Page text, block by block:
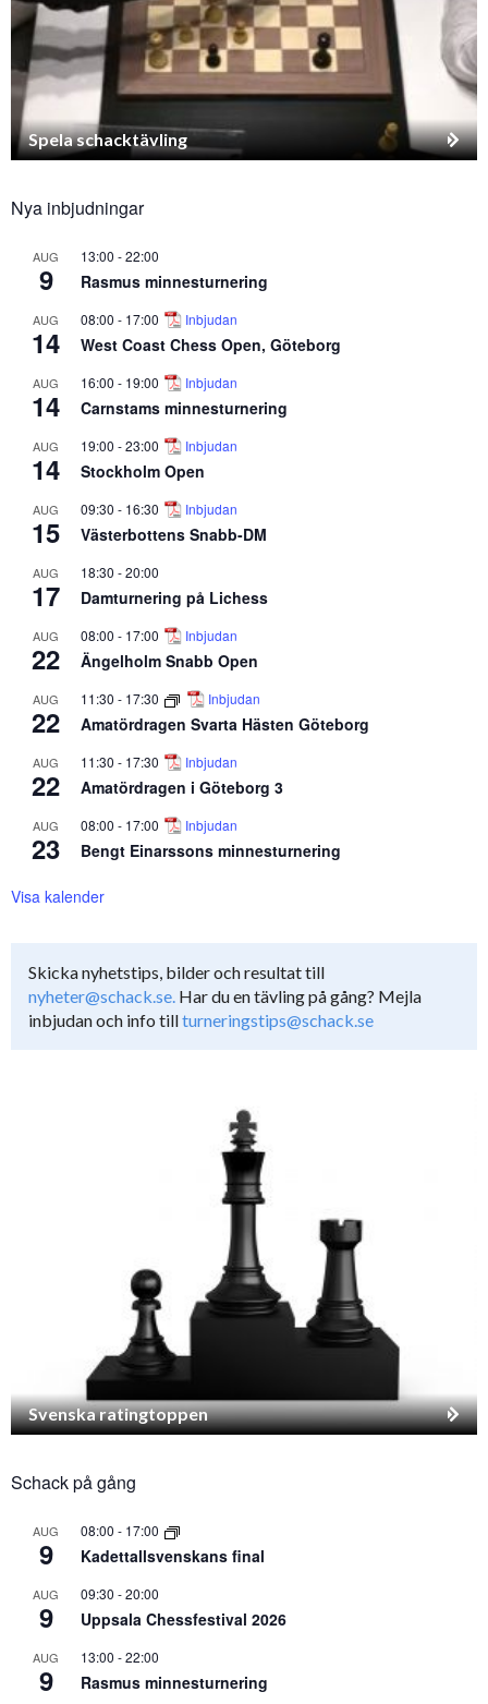
Spela schacktävling
Nya inbjudningar
AUG
9
13:00 -22:00
Rasmus minnesturnering
AUG
14
08:00 - 17:00 Inbjudan
West Coast Chess Open, Göteborg
AUG
14
16:00 - 19:00 Inbjudan
Carnstams minnesturnering
AUG
14
19:00 -23:00 Inbjudan
Stockholm Open
AUG
15
09:30 - 16:30 Inbjudan
Västerbottens Snabb-DM
AUG
17
18:30 -20:00
Damturnering på Lichess
AUG
22
08:00 - 17:00 Inbjudan
Ängelholm Snabb Open
AUG
22
11:30 - 17:30 Inbjudan
Amatördragen Svarta Hästen Göteborg
AUG
22
11:30 - 17:30 Inbjudan
Amatördragen i Göteborg 3
AUG
23
08:00 - 17:00 Inbjudan
Bengt Einarssons minnesturnering
Visa kalender
Skicka nyhetstips, bilder och resultat till
nyheter@schack.se. Har du en tävling på gång? Mejla
inbjudan och info tillturneringstips@schack.se
Svenska ratingtoppen
Schack på gång
AUG
9
08:00 - 17:00
Kadettallsvenskans final
AUG
9
09:30 -20:00
Uppsala Chessfestival 2026
AUG
9
13:00 -22:00
Rasmus minnesturnering